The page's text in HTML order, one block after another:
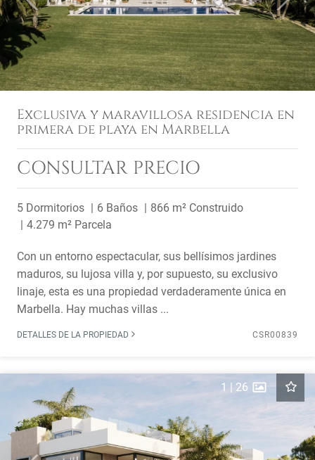
Exclusiva y maravillosa residencia en
primera de playa en Marbella
CONSULTAR PRECIO
5 Dormitorios 6 Baños
866 m² Construido
4.279 m² Parcela
Con un entorno espectacular, sus bellísimos jardines
maduros, su lujosa villa y, por supuesto, su exclusivo
linaje, esta es una propiedad verdaderamente única en
Marbella. Hay muchas villas ...
DETALLES DE LA PROPIEDAD CSR00839
1 | 26